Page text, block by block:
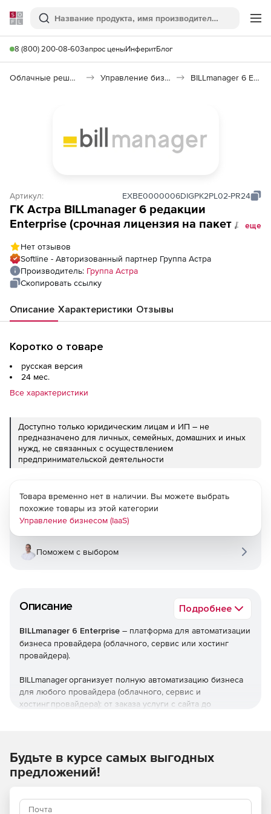
Softline
Поиск
8 (800) 200-08-60Запрос ценыИнферитБлог
Облачные решения (IaaS) Управление бизнесом (IaaS) BILLmanager 6 Enterprise
Артикул: EXBE0000006DIGPK2PL02-PR24
ГК Астра BILLmanager 6 редакции
Enterprise (срочная лицензия на пакет до 5
передачи электронный, включает
обновления и техподдержку), сроком на 24
мес., с включенными обновлениями и
Привилегированная на 24 мес.
еще
Нет отзывов
Softline - Авторизованный партнер Группа Астра
Производитель: Группа Астра
Скопировать ссылку
Описание Характеристики Отзывы
Коротко о товаре
русская версия
24 мес.
Все характеристики
Доступно только юридическим лицам и ИП – не
предназначено для личных, семейных, домашних и иных
нужд, не связанных с осуществлением
предпринимательской деятельности
Описание Подробнее
BILLmanager 6 Enterprise – платформа для автоматизации
бизнеса провайдера (облачного, сервис или хостинг
провайдера).
BILLmanager организует полную автоматизацию бизнеса
для любого провайдера (облачного, сервис и
хостинг провайдера): от заказа услуги с сайта до
виртуализации, позволяет управлять выделенными
серверами и облачными платформами. У BILLmanager -
различным схемам: по статистике потребления (pay as
Товара временно нет в наличии. Вы можете выбрать
похожие товары из этой категории
Управление бизнесом (IaaS)
Поможем с выбором
Будьте в курсе самых выгодных
предложений!